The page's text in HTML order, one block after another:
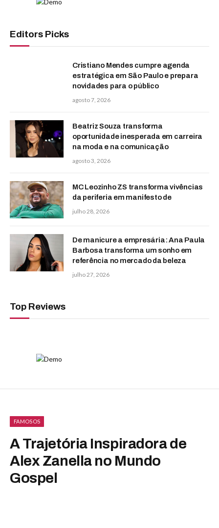
Editors Picks
Cristiano Mendes cumpre agenda
estratégica em São Paulo e prepara
novidades para o público
agosto 7, 2026
Beatriz Souza transforma
oportunidade inesperada em carreira
na moda e na comunicação
agosto 3, 2026
MC Leozinho ZS transforma vivências
da periferia em manifesto de
julho 28, 2026
De manicure a empresária: Ana Paula
Barbosa transforma um sonho em
referência no mercado da beleza
julho 27, 2026
Top Reviews
FAMOSOS
A Trajetória Inspiradora de
Alex Zanella no Mundo
Gospel